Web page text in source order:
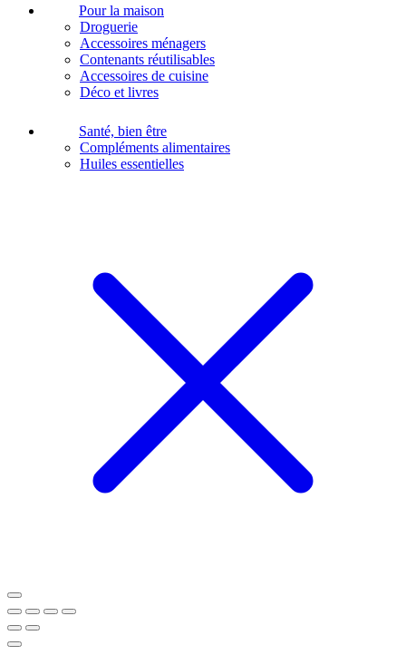
Pour la maison
Droguerie
Accessoires ménagers
Contenants réutilisables
Accessoires de cuisine
Déco et livres
Santé, bien être
Compléments alimentaires
Huiles essentielles